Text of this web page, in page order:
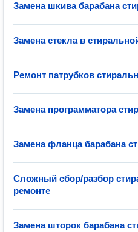
Замена шкива барабана
Замена стекла в
Ремонт патрубков
Замена программатора
Замена фланца барабана
Сложный сбор/разбор
ремонте
Замена шторок барабана